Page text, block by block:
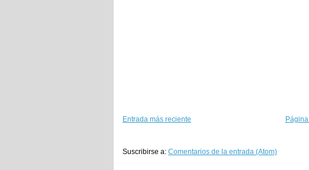
Entrada más reciente
Suscribirse a: Comentarios de la entrada (Atom)